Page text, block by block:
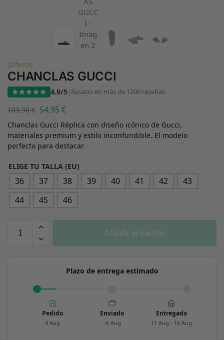
¡Oferta!
CHANCLAS GUCCI
4.9/5| Basado en más de 1200 reseñas
109,90€ 54,95 €
Chanclas Gucci Réplica con diseño icónico de Gucci,
materiales premium y estilo inconfundible. El modelo
perfecto para destacar.
ELIGE TU TALLA (EU)
36 37 38 39 40 41 42
43
44
45 46
Añadir al carrito
Plazo de entrega estimado
Pedido
4 Aug
Enviado
~6 Aug
Entregado
11 Aug - 18 Aug